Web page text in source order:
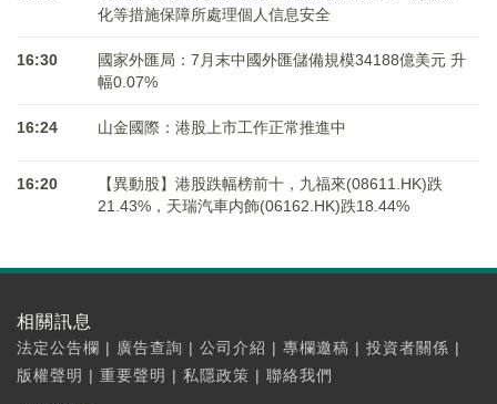
化等措施保障所處理個人信息安全
16:30
國家外匯局：7月末中國外匯儲備規模34188億美元 升
幅0.07%
16:24 山金國際：港股上市工作正常推進中
16:20
【異動股】港股跌幅榜前十，九福來(08611.HK)跌
21.43%，天瑞汽車内飾(06162.HK)跌18.44%
相關訊息
法定公告欄 | 廣告查詢 | 公司介紹 | 專欄邀稿 | 投資者關係 |
版權聲明 | 重要聲明 | 私隱政策 | 聯絡我們